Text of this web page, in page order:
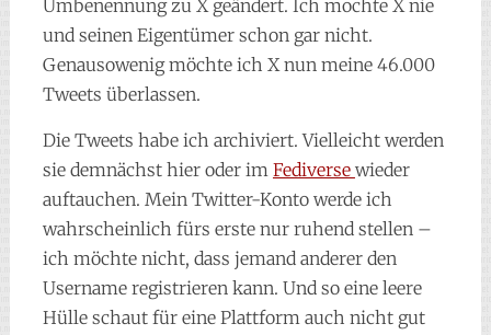
Umbenennung zu X geändert. Ich mochte X nie
und seinen Eigentümer schon gar nicht.
Genausowenig möchte ich X nun meine 46.000
Tweets überlassen.
Die Tweets habe ich archiviert. Vielleicht werden
sie demnächst hier oder im Fediverse wieder
auftauchen. Mein Twitter-Konto werde ich
wahrscheinlich fürs erste nur ruhend stellen –
ich möchte nicht, dass jemand anderer den
Username registrieren kann. Und so eine leere
Hülle schaut für eine Plattform auch nicht gut